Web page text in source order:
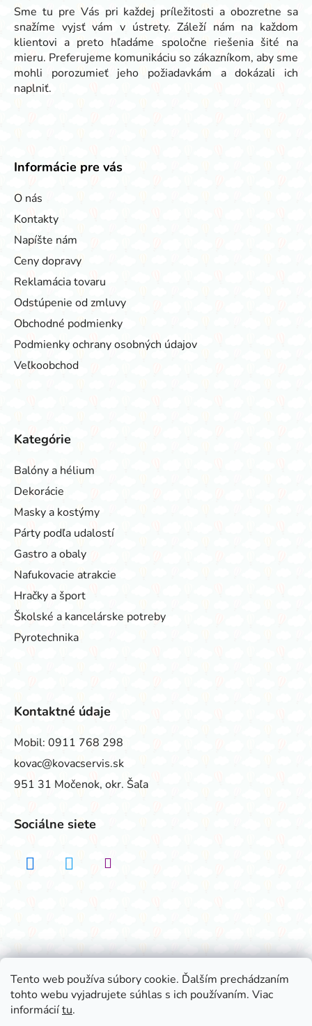
Tento web používa súbory cookie. Ďalším prechádzaním
tohto webu vyjadrujete súhlas s ich používaním. Viac
informáciítu.
Sme tu pre Vás pri každej príležitosti a obozretne sa
snažíme vyjsť vám v ústrety. Záleží nám na každom
klientovi a preto hľadáme spoločne riešenia šité na
mieru. Preferujeme komunikáciu so zákazníkom, aby sme
mohli porozumieť jeho požiadavkám a dokázali ich
naplniť.
Informácie pre vás
O nás
Kontakty
Napíšte nám
Ceny dopravy
Reklamácia tovaru
Odstúpenie od zmluvy
Obchodné podmienky
Podmienky ochrany osobných údajov
Veľkoobchod
Kategórie
Balóny a hélium
Dekorácie
Masky a kostýmy
Párty podľa udalostí
Gastro a obaly
Nafukovacie atrakcie
Hračky a šport
Školské a kancelárske potreby
Pyrotechnika
Kontaktné údaje
Mobil: 0911 768 298
kovac@kovacservis.sk
951 31 Močenok, okr. Šaľa
Sociálne siete